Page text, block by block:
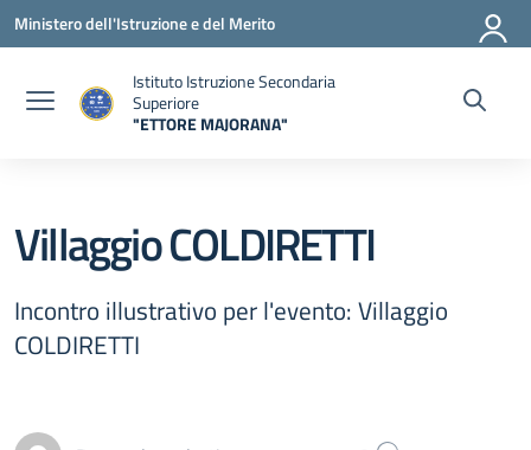
Vai ai contenuti
Vai al menu di navigazione
Vai al footer
Ministero dell'Istruzione e del Merito
Istituto Istruzione Secondaria
Superiore
"ETTORE MAJORANA"
Villaggio COLDIRETTI
Incontro illustrativo per l'evento: Villaggio
COLDIRETTI